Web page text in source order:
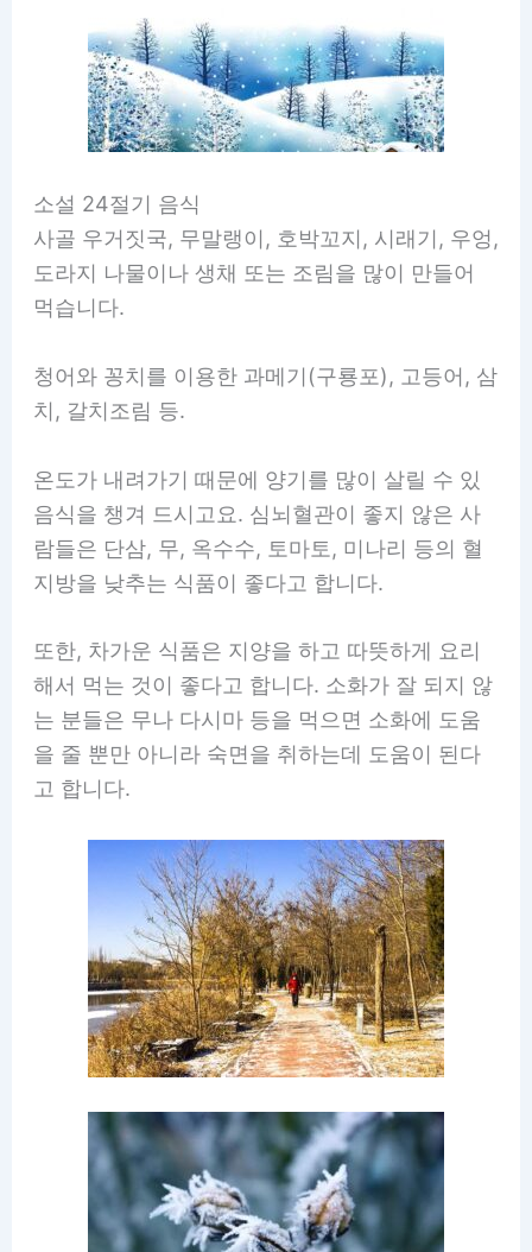
소설 24절기 음식
사골 우거짓국, 무말랭이, 호박꼬지, 시래기, 우엉,
도라지 나물이나 생채 또는 조림을 많이 만들어
먹습니다.
청어와 꽁치를 이용한 과메기(구룡포), 고등어, 삼
치, 갈치조림 등.
온도가 내려가기 때문에 양기를 많이 살릴 수 있
음식을 챙겨 드시고요. 심뇌혈관이 좋지 않은 사
람들은 단삼, 무, 옥수수, 토마토, 미나리 등의 혈
지방을 낮추는 식품이 좋다고 합니다.
또한, 차가운 식품은 지양을 하고 따뜻하게 요리
해서 먹는 것이 좋다고 합니다. 소화가 잘 되지 않
는 분들은 무나 다시마 등을 먹으면 소화에 도움
을 줄 뿐만 아니라 숙면을 취하는데 도움이 된다
고 합니다.